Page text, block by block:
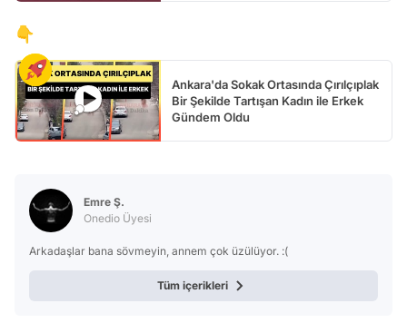
👇
Ankara'da Sokak Ortasında Çırılçıplak
Bir Şekilde Tartışan Kadın ile Erkek
Gündem Oldu
Emre Ş.
Onedio Üyesi
Arkadaşlar bana sövmeyin, annem çok üzülüyor. :(
Tüm içerikleri